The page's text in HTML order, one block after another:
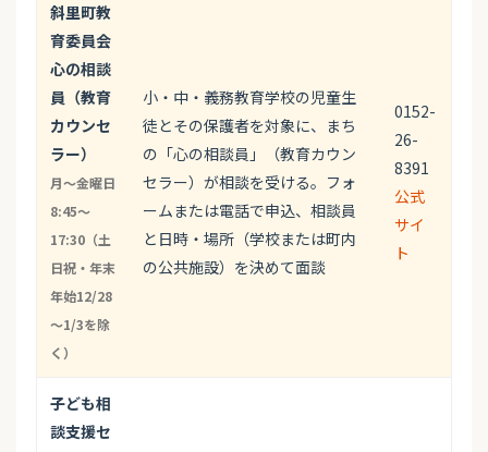
斜里町教
育委員会
心の相談
員（教育
カウンセ
ラー）
月～金曜日
8:45～
17:30（土
日祝・年末
年始12/28
～1/3を除
く）
小・中・義務教育学校の児童生
徒とその保護者を対象に、まち
の「心の相談員」（教育カウン
セラー）が相談を受ける。フォ
ームまたは電話で申込、相談員
と日時・場所（学校または町内
の公共施設）を決めて面談
0152-
26-
8391
公式
サイ
ト
子ども相
談支援セ